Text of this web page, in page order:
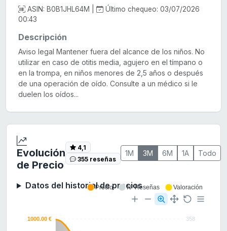
ASIN: B0B1JHL64M |
Último chequeo: 03/07/2026
00:43
Descripción
Aviso legal Mantener fuera del alcance de los niños. No
utilizar en caso de otitis media, agujero en el tímpano o
en la trompa, en niños menores de 2,5 años o después
de una operación de oído. Consulte a un médico si le
duelen los oídos...
Evolución
de Precio
4,1
355 reseñas
1M 3M 6M 1A Todo
Datos del historial de precios
358
1000.00 €
Precio Nº Reseñas Valoración